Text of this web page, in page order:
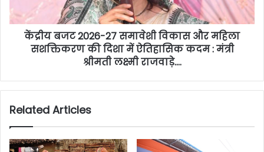
केंद्रीय बजट 2026-27 समावेशी विकास और महिला
सशक्तिकरण की दिशा में ऐतिहासिक कदम : मंत्री
श्रीमती लक्ष्मी राजवाड़े….
Related Articles